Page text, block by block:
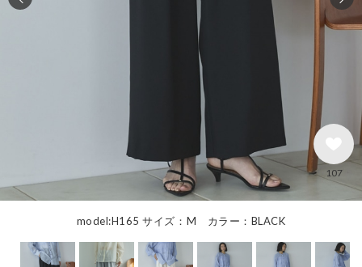
model:H165 サイズ：M カラー：BLACK
107